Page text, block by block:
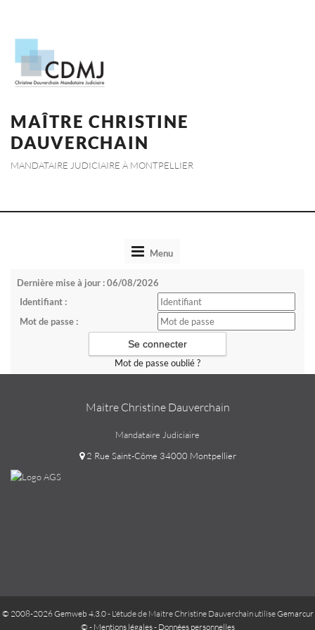
MAÎTRE CHRISTINE
DAUVERCHAIN
MANDATAIRE JUDICIAIRE À MONTPELLIER
ToggleMenu
Dernière mise à jour : 06/08/2026
Identifiant :
Mot de passe :
Mot de passe oublié ?
Maitre Christine Dauverchain
Mandataire Judiciaire
2 Rue Saint-Côme 34000 Montpellier
© 2008-2026 Gemweb 4.3.0- L'étude de Maitre Christine Dauverchain utiliseGemarcur
© - Mentions légales- Données personnelles